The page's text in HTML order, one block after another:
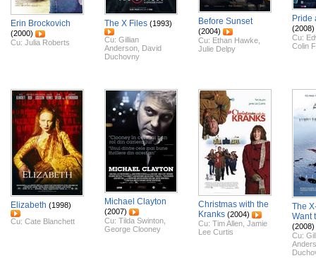
Erin Brockovich
(2000)
Cu: Julia Roberts
The X Files (1993)
Cu: Gillian
Anderson David
Duchovny
Before Sunset
(2004)
Cu: Ethan Hawke
Julie Delpy
Pride
(2008)
Cu:
Colin
Elizabeth (1998)
Cu: Cate Blanchett
Michael Clayton
(2007)
Cu: Tilda Swinton
George Clooney
Christmas with the
Kranks (2004)
Cu: Tim Allen Jamie
Lee Curtis
The
Want
(2008)
Cu: